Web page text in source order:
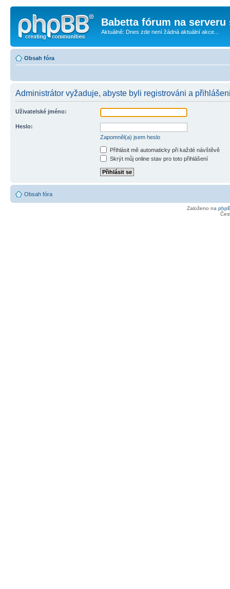
Babetta fórum na serveru
Aktuálně: Dnes zde není žádná aktuální akce...
Obsah fóra
Administrátor vyžaduje, abyste byli registrováni a
Uživatelské jméno:
Heslo:
Zapomněl(a) jsem heslo
Přihlásit mě automaticky při každé návštěvě
Skrýt můj online stav pro toto přihlášení
Obsah fóra
Založeno na